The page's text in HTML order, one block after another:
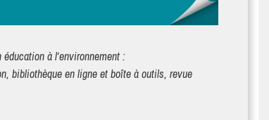
à l’environnement :
bibliothèque en ligne et boîte à outils, revue